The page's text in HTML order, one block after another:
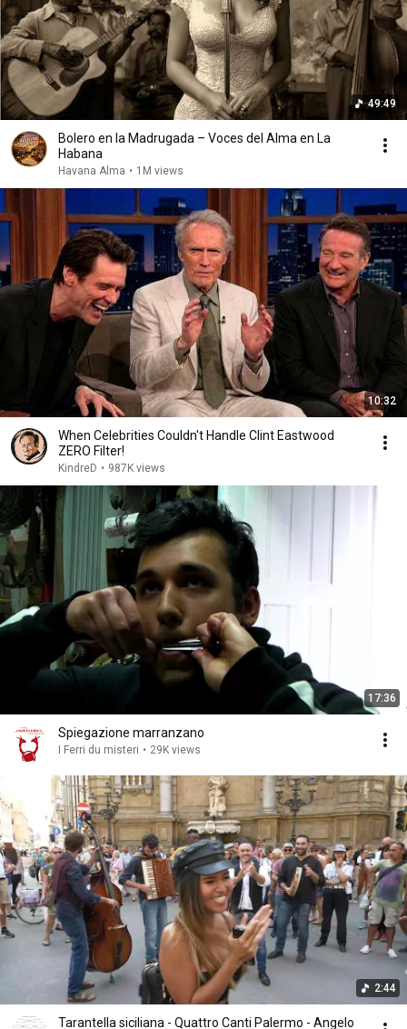
49:49
Bolero en la Madrugada – Voces del Alma en La
Habana
Havana Alma • 1M views
10:32
When Celebrities Couldn't Handle Clint Eastwood
ZERO Filter!
KindreD • 987K views
17:36
Spiegazione marranzano
I Ferri du misteri • 29K views
2:44
Tarantella siciliana - Quattro Canti Palermo - Angelo